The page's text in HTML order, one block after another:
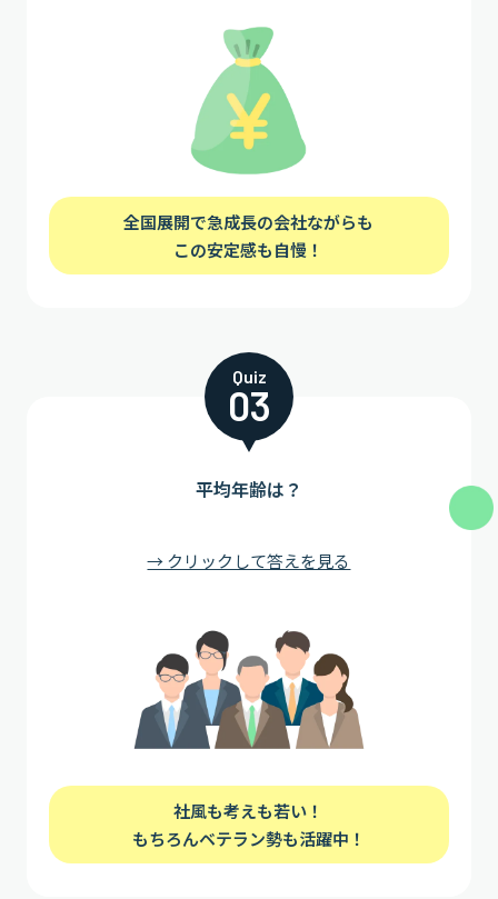
全国展開で急成長の会社ながらも
この安定感も自慢！
Quiz
03
平均年齢は？
→ クリックして答えを見る
社風も考えも若い！
もちろんベテラン勢も活躍中！